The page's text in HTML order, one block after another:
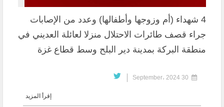
4 شهداء (أم وزوجها وأطفالها) وعدد من الإصابات
جراء قصف طائرات الاحتلال منزلا لعائلة العديني في
منطقة البركة بمدينة دير البلح وسط قطاع غزة
إقرأ المزيد